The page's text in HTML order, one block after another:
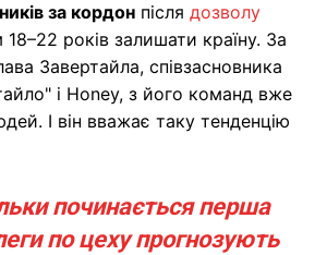
за кордон після дозволу
років залишати країну. За
Завертайла, співзасновника
і Honey, з його команд вже
І він вважає таку тенденцію
починається перша
по цеху прогнозують